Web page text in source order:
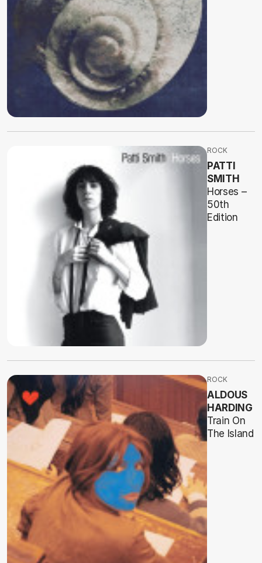
ROCK
PATTI
SMITH
Horses –
50th
Edition
ROCK
ALDOUS
HARDING
Train On
The Island